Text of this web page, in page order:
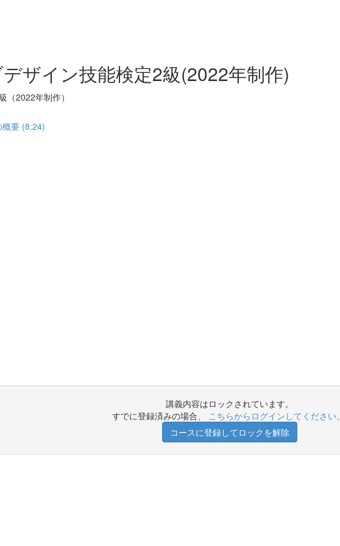
ザイン技能検定2級(2022年制作)
（2022年制作）
要 (8:24)
講義内容はロックされています。
すでに登録済みの場合、 こちらからログインしてください。
コースに登録してロックを解除